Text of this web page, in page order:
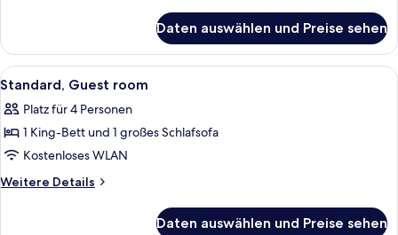
Bedroom
Suite
anzeigen
suite,
Adults
Only,
Bedroom
Suite
Daten auswählen und Preise sehen
Alle
Fotos
für
Standard,
Guest
room
Ein Hotelzimmer mit einem großen
8
Standard, Guest room
Platz für 4 Personen
1 King-Bett und 1 großes Schlafsofa
Kostenloses WLAN
Weitere Details
Weitere
Daten auswählen und Preise sehen